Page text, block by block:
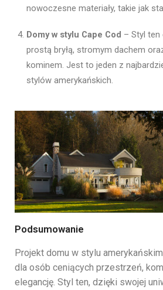
nowoczesne materiały, takie jak
Domy w stylu Cape Cod – Styl ten
prostą bryłą, stromym dachem
kominem. Jest to jeden z
stylów amerykańskich.
Podsumowanie
Projekt domu w stylu
dla osób ceniących przestrzeń,
elegancję. Styl ten, dzięki swojej